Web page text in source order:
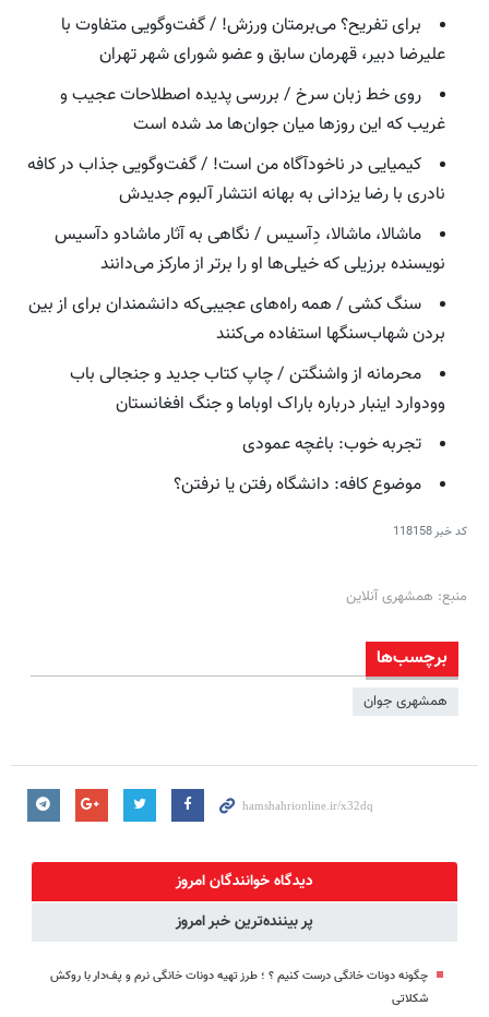
برای تفریح؟ می‌برمتان ورزش! / گفت‌وگویی متفاوت با
علیرضا دبیر، قهرمان سابق و عضو شورای شهر تهران
روی خط زبان سرخ / بررسی پدیده اصطلاحات عجیب و
غریب که این روزها میان جوان‌ها مد شده است
کیمیایی در ناخودآگاه من است! / گفت‌وگویی جذاب در کافه
نادری با رضا یزدانی به بهانه انتشار آلبوم جدیدش
ماشالا، ماشالا، دِآسیس / نگاهی به آثار ماشادو دآسیس
نویسنده برزیلی که خیلی‌ها او را برتر از مارکز می‌دانند
سنگ کشی / همه راه‌های عجیبی‌که دانشمندان برای از بین
بردن شهاب‌سنگها استفاده می‌کنند
محرمانه از واشنگتن / چاپ کتاب جدید و جنجالی باب
وودوارد اینبار درباره باراک اوباما و جنگ افغانستان
تجربه خوب: باغچه عمودی
موضوع کافه: دانشگاه رفتن یا نرفتن؟
کد خبر118158
منبع: همشهری آنلاین
برچسب‌ها
همشهری جوان
دیدگاه خوانندگان امروز
پر بیننده‌ترین خبر امروز
چگونه دونات خانگی درست کنیم ؟ ؛ طرز تهیه دونات خانگی نرم و پف‌دار با روکش
شکلاتی